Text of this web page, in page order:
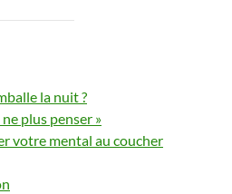
la nuit ?
ne plus penser »
votre mental au coucher